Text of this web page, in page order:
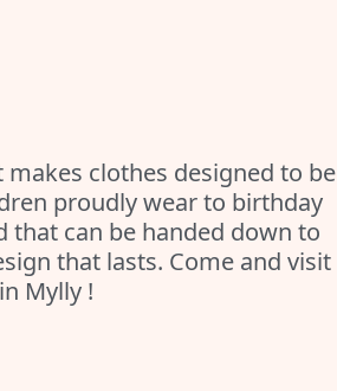
clothes designed to be
proudly wear to birthday
that can be handed down to
that lasts. Come and visit
Mylly !